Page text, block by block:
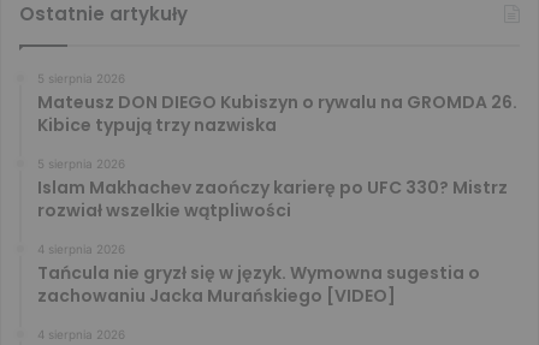
Ostatnie artykuły
5 sierpnia 2026
Mateusz DON DIEGO Kubiszyn o rywalu na GROMDA 26.
Kibice typują trzy nazwiska
5 sierpnia 2026
Islam Makhachev zaończy karierę po UFC 330? Mistrz
rozwiał wszelkie wątpliwości
4 sierpnia 2026
Tańcula nie gryzł się w język. Wymowna sugestia o
zachowaniu Jacka Murańskiego [VIDEO]
4 sierpnia 2026